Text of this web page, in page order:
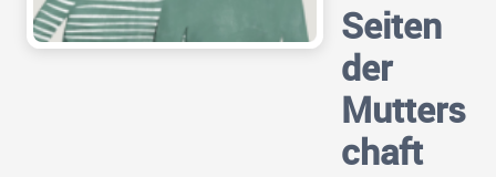
Seiten
der
Mutters
chaft